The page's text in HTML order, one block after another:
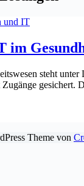
und IT
im
steht
gesichert.
Theme von